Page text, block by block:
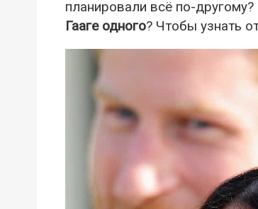
планировали всё по-другому?
Гааге одного? Чтобы узнать